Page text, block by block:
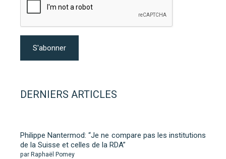
DERNIERS ARTICLES
Philippe Nantermod: “Je ne compare pas les institutions
de la Suisse et celles de la RDA”
par Raphaël Pomey